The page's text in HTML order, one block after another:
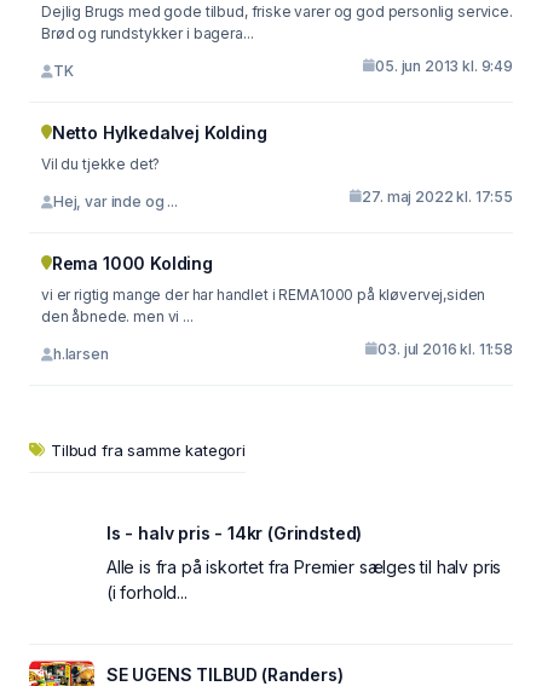
Dejlig Brugs med gode tilbud, friske varer og god personlig service.
Brød og rundstykker i bagera...
TK 05. jun 2013 kl. 9:49
Netto Hylkedalvej Kolding
Vil du tjekke det?
Hej, var inde og ... 27. maj 2022 kl. 17:55
Rema 1000 Kolding
vi er rigtig mange der har handlet i REMA1000 på kløvervej,siden
den åbnede. men vi ...
h.larsen 03. jul 2016 kl. 11:58
Tilbud fra samme kategori
Is - halv pris - 14kr (Grindsted)
Alle is fra på iskortet fra Premier sælges til halv pris
(i forhold...
SE UGENS TILBUD (Randers)